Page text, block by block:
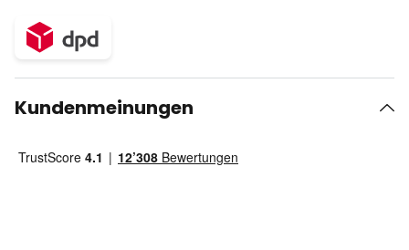
Kundenmeinungen